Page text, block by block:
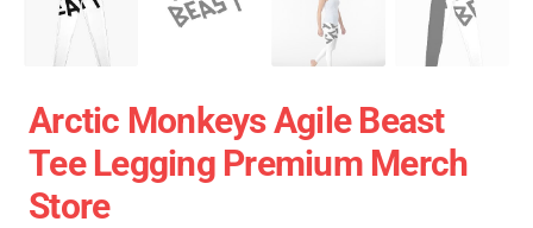
Arctic Monkeys Agile Beast
Tee Legging Premium Merch
Store